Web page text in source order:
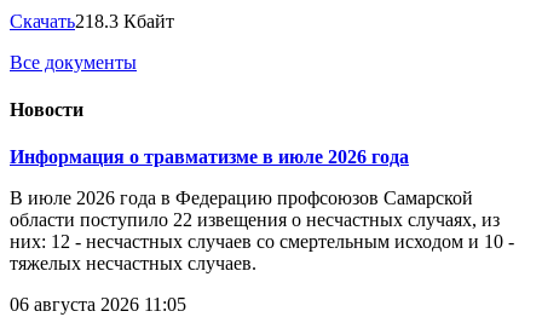
Скачать218.3 Кбайт
Все документы
Новости
Информация о травматизме в июле 2026 года
В июле 2026 года в Федерацию профсоюзов Самарской
области поступило 22 извещения о несчастных случаях, из
них: 12 - несчастных случаев со смертельным исходом и 10 -
тяжелых несчастных случаев.
06 августа 2026 11:05